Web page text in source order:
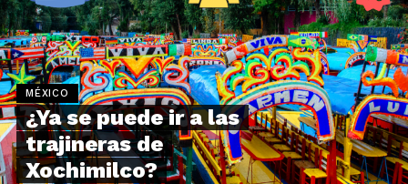
MÉXICO
¿Ya se puede ir a las
trajineras de
Xochimilco?